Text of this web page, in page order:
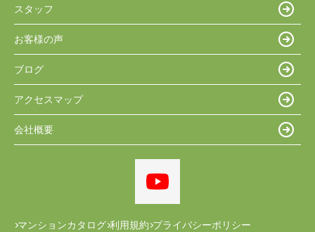
スタッフ
お客様の声
ブログ
アクセスマップ
会社概要
マンションカタログ 利用規約 プライバシーポリシー